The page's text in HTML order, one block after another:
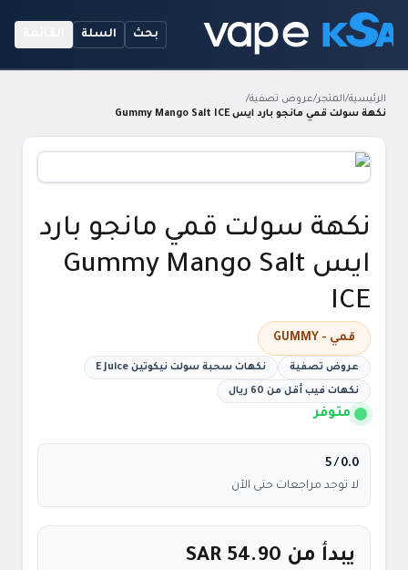
بحث السلة
الرئيسية/المتجر/عروض تصفية/
نكهة سولت قمي مانجو بارد ايس Gummy Mango Salt ICE
نكهة سولت قمي مانجو بارد
ايس Gummy Mango Salt
ICE
قمي - GUMMY
عروض تصفية نكهات سحبة سولت نيكوتين E Juice
نكهات فيب أقل من 60 ريال
متوفر
0.0
/ 5
لا توجد مراجعات حتى الآن
يبدأ من SAR 54.90